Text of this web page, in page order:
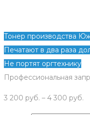
Тонер производства
Печатают в два раза
Не портят оргтехнику
Профессиональная
3 200 руб. – 4 300 руб.